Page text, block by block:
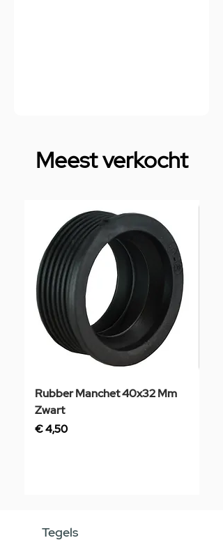
Meest verkocht
Rubber Manchet 40x32 Mm
Zwart
Prijs
€ 4,50
Tegels